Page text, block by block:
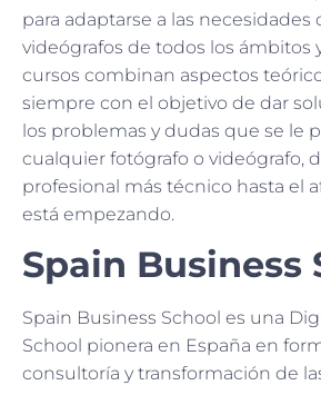
para adaptarse a las necesidades
videógrafos de todos los ámbitos
cursos combinan aspectos
siempre con el objetivo de dar
los problemas y dudas que se le
cualquier fotógrafo o videógrafo,
profesional más técnico hasta el
está empezando.
Spain Business
Spain Business School es una
School pionera en España en
consultoría y transformación de